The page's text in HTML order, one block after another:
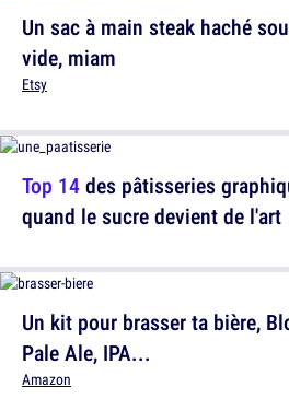
Top 14des pâtisseries
quand le sucre devient de l'art
Un sac à main steak haché
vide, miam
Etsy
Un kit pour brasser ta bière,
Pale Ale, IPA...
Amazon